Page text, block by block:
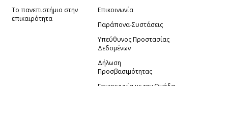
Το πανεπιστήμιο στην
επικαιρότητα
Επικοινωνία
Παράπονα-Συστάσεις
Υπεύθυνος Προστασίας
Δεδομένων
Δήλωση
Προσβασιμότητας
Επικοινωνία με την Ομάδα